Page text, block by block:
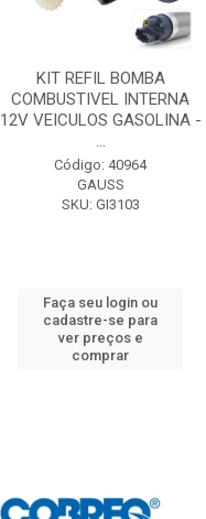
KIT REFIL BOMBA
COMBUSTIVEL INTERNA
12V VEICULOS GASOLINA -
...
Código: 40964
GAUSS
SKU: GI3103
Faça seu login ou
cadastre-se para
ver preços e
comprar